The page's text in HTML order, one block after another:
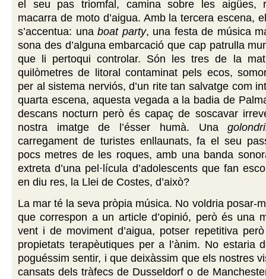
el seu pas triomfal, camina sobre les aigües,
macarra de moto d’aigua. Amb la tercera escena,
s’accentua: unaboat party, una festa de música
sona des d’alguna embarcació que cap patrulla
que li pertoqui controlar. Són les tres de la
quilòmetres de litoral contaminat pels ecos,
per al sistema nerviós, d’un rite tan salvatge com
quarta escena, aquesta vegada a la badia de
descans nocturn però és capaç de soscavar
nostra imatge de l’ésser humà. Una
carregament de turistes enllaunats, fa el seu
pocs metres de les roques, amb una banda
extreta d’una pel·lícula d’adolescents que fan
en diu res, la Llei de Costes, d’això?
La mar té la seva pròpia música. No voldria posar-
que correspon a un article d’opinió, però és una
vent i de moviment d’aigua, potser repetitiva però
propietats terapèutiques per a l’ànim. No estaria
poguéssim sentir, i que deixàssim que els nostres
cansats dels tràfecs de Dusseldorf o de